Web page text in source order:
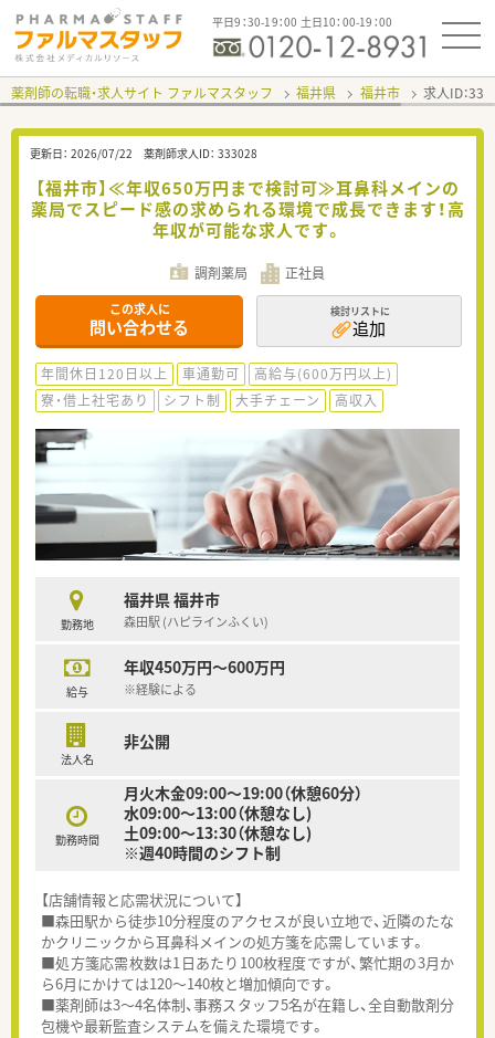
平日9：30-19：00 土日10：00-19：00
薬剤師の転職・求人サイト ファルマスタッフ 福井県 福井市 求人ID：
更新日： 2026/07/22 薬剤師求人ID： 333028
【福井市】≪年収650万円まで検討可≫耳鼻科メインの
薬局でスピード感の求められる環境で成長できます！高
年収が可能な求人です。
調剤薬局 正社員
この求人に
問い合わせる
検討リストに
追加
年間休日120日以上 車通勤可
高給与(600万円以上)
寮・借上社宅あり
シフト制 大手チェーン 高収入
勤務地
福井県 福井市
森田駅 (ハピラインふくい)
給与
年収450万円～600万円
※経験による
法人名
非公開
勤務時間
月火木金09:00～19:00（休憩60分）
水09:00～13:00（休憩なし)
土09:00～13:30（休憩なし)
※週40時間のシフト制
【店舗情報と応需状況について】
■森田駅から徒歩10分程度のアクセスが良い立地で、近隣のたな
かクリニックから耳鼻科メインの処方箋を応需しています。
■処方箋応需枚数は1日あたり100枚程度ですが、繁忙期の3月か
ら6月にかけては120～140枚と増加傾向です。
■薬剤師は3〜4名体制、事務スタッフ5名が在籍し、全自動散剤分
包機や最新監査システムを備えた環境です。